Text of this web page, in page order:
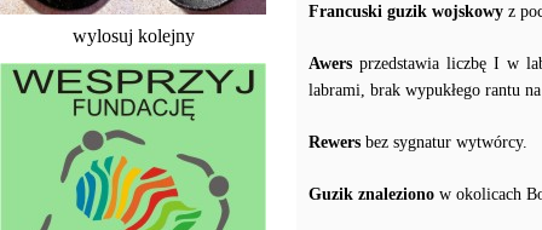
wylosuj kolejny
Francuski guzik wojskowy z
Awers przedstawia liczbę I w
labrami, brak wypukłego rantu
Rewers bez sygnatur wytwórcy.
Guzik znaleziono w okolicach